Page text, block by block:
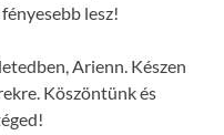
lesz!
Arienn. Készen
Köszöntünk és